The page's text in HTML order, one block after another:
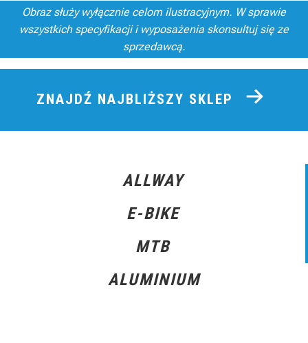
Obraz służy wyłącznie celom ilustracyjnym. W sprawie
wszystkich specyfikacji i wyposażenia skonsultuj się ze
sprzedawcą.
ZNAJDŹ NAJBLIŻSZY SKLEP
ALLWAY
E-BIKE
MTB
ALUMINIUM